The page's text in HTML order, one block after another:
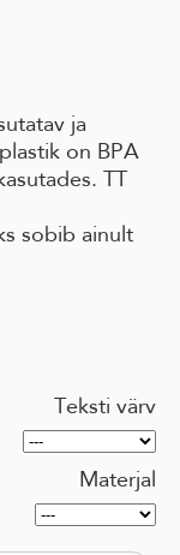
ja
on BPA
TT
sobib ainult
Teksti värv
Materjal